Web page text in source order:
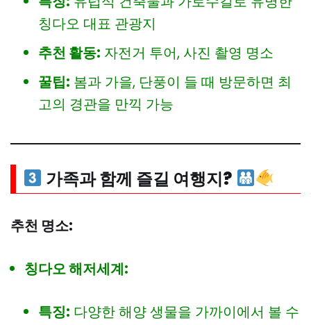
칭다오 대표 관광지
추천 활동: 자전거 투어, 사진 촬영 명소
꿀팁: 봄과 가을, 단풍이 들 때 방문하면 최
고의 경관을 만끽 가능
가족과 함께 즐길 여행지?
추천 명소:
칭다오 해저세계:
특징: 다양한 해양 생물을 가까이에서 볼 수